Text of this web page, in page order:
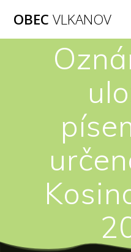
OBEC VLKANOV